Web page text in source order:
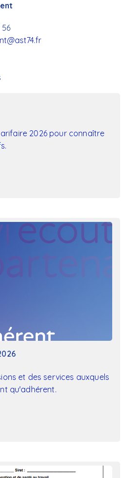
56
2026 pour connaître
et des services auxquels
qu'adhérent.